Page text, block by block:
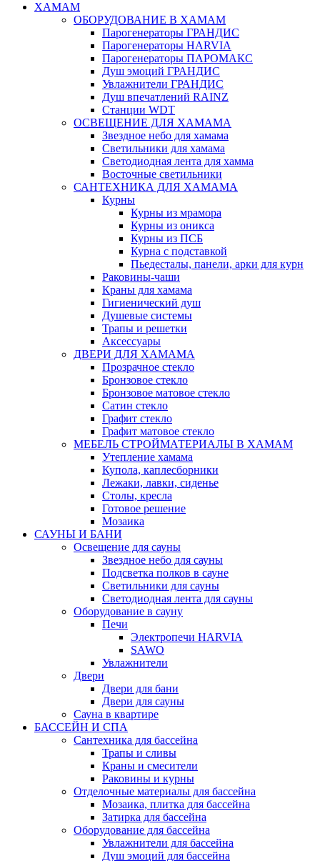
ХАМАМ
ОБОРУДОВАНИЕ В ХАМАМ
Парогенераторы ГРАНДИС
Парогенераторы HARVIA
Парогенераторы ПАРОМАКС
Душ эмоций ГРАНДИС
Увлажнители ГРАНДИС
Душ впечатлений RAINZ
Станции WDT
ОСВЕЩЕНИЕ ДЛЯ ХАМАМА
Звездное небо для хамама
Светильники для хамама
Светодиодная лента для хамма
Восточные светильники
САНТЕХНИКА ДЛЯ ХАМАМА
Курны
Курны из мрамора
Курны из оникса
Курны из ПСБ
Курна с подставкой
Пьедесталы, панели, арки для курн
Раковины-чаши
Краны для хамама
Гигиенический душ
Душевые системы
Трапы и решетки
Аксессуары
ДВЕРИ ДЛЯ ХАМАМА
Прозрачное стекло
Бронзовое стекло
Бронзовое матовое стекло
Сатин стекло
Графит стекло
Графит матовое стекло
МЕБЕЛЬ СТРОЙМАТЕРИАЛЫ В ХАМАМ
Утепление хамама
Купола, каплесборники
Лежаки, лавки, сиденье
Столы, кресла
Готовое решение
Мозаика
САУНЫ И БАНИ
Освещение для сауны
Звездное небо для сауны
Подсветка полков в сауне
Светильники для сауны
Светодиодная лента для сауны
Оборудование в сауну
Печи
Электропечи HARVIA
SAWO
Увлажнители
Двери
Двери для бани
Двери для сауны
Сауна в квартире
БАССЕЙН И СПА
Сантехника для бассейна
Трапы и сливы
Краны и смесители
Раковины и курны
Отделочные материалы для бассейна
Мозаика, плитка для бассейна
Затирка для бассейна
Оборудование для бассейна
Увлажнители для бассейна
Душ эмоций для бассейна